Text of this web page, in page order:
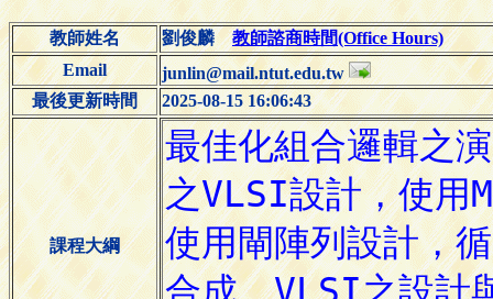
教師姓名 劉俊麟教師諮商時間(Office Hours)
Email
junlin@mail.ntut.edu.tw
最後更新時間
2025-08-15 16:06:43
課程大綱